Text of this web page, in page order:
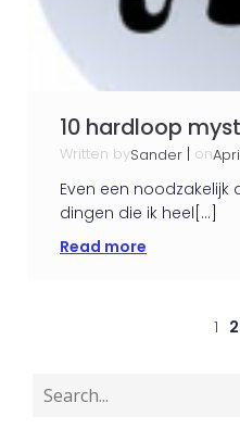
10 hardloop
Written bySander on
Even een noodzakelijk
dingen die ik heel[…]
Read more
1 2